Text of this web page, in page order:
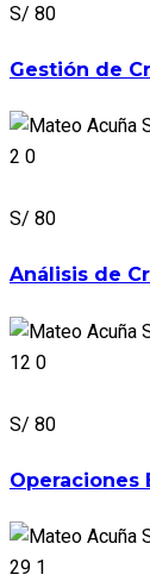
S/ 80
Gestión de
2 0
S/ 80
Análisis de
12 0
S/ 80
Operaciones
29 1